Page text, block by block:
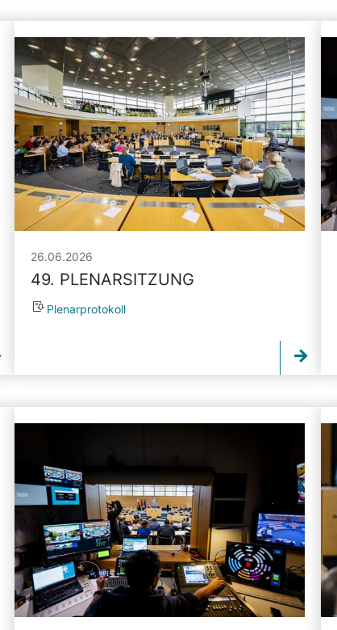
26.06.2026
49. PLENARSITZUNG
Plenarprotokoll